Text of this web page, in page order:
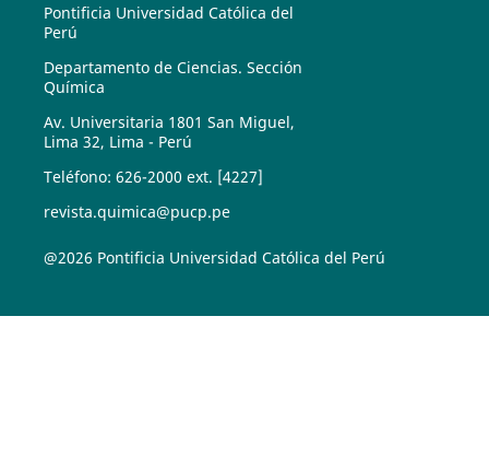
Pontificia Universidad Católica del
Perú
Departamento de Ciencias. Sección
Química
Av. Universitaria 1801 San Miguel,
Lima 32, Lima - Perú
Teléfono: 626-2000 ext. [4227]
revista.quimica@pucp.pe
@2026 Pontificia Universidad Católica del Perú